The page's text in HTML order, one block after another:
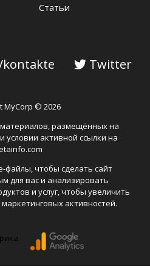
MyCorp © 2026
размещённых на
условии активной ссылки на
файлы, чтобы сделать сайт
для вас и анализировать
и услуг, чтобы увеличить
активностей.
Статьи
Twitter